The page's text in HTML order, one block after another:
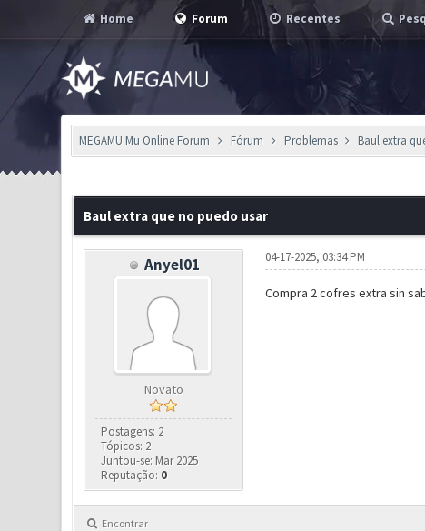
Home Forum Recentes
MEGAMU Mu Online Forum Fórum Problemas Baul extra
Baul extra que no puedo usar
Anyel01
Novato
Postagens: 2
Tópicos: 2
Juntou-se: Mar 2025
Reputação: 0
04-17-2025, 03:34 PM
Compra 2 cofres extra sin
Encontrar